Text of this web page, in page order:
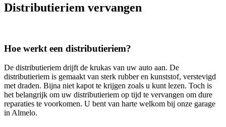
Distributieriem vervangen
Hoe werkt een distributieriem?
De distributieriem drijft de krukas van uw auto aan. De
distributieriem is gemaakt van sterk rubber en kunststof, verstevigd
met draden. Bijna niet kapot te krijgen zoals u kunt lezen. Toch is
het belangrijk om uw distributieriem op tijd te vervangen om dure
reparaties te voorkomen. U bent van harte welkom bij onze garage
in Almelo.